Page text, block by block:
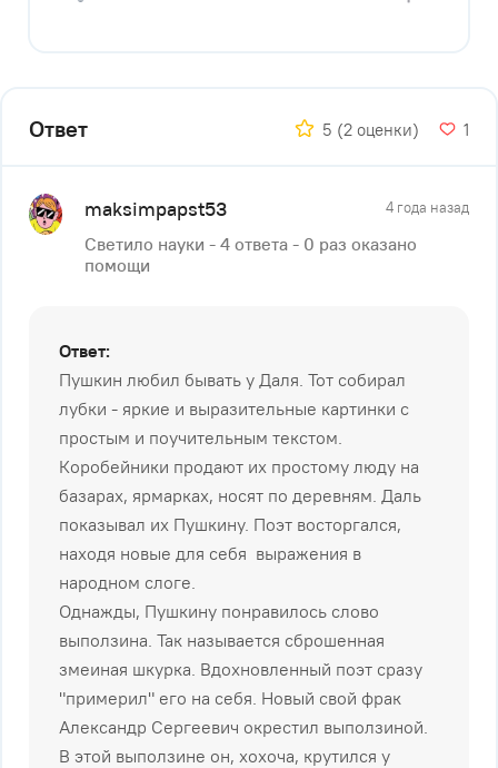
Ответ 5 (2 оценки) 1
maksimpapst53 4 года назад
Светило науки - 4 ответа - 0 раз оказано
помощи
Ответ:
Пушкин любил бывать у Даля. Тот собирал
лубки - яркие и выразительные картинки с
простым и поучительным текстом.
Коробейники продают их простому люду на
базарах, ярмарках, носят по деревням. Даль
показывал их Пушкину. Поэт восторгался,
находя новые для себя выражения в
народном слоге.
Однажды, Пушкину понравилось слово
выползина. Так называется сброшенная
змеиная шкурка. Вдохновленный поэт сразу
"примерил" его на себя. Новый свой фрак
Александр Сергеевич окрестил выползиной.
В этой выползине он, хохоча, крутился у